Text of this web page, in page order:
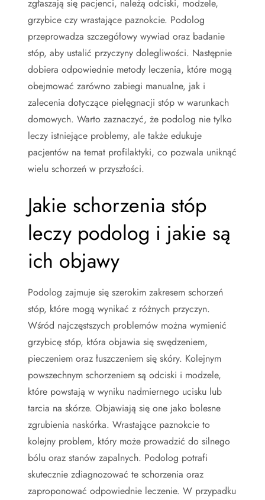
zgłaszają się pacjenci, należą odciski, modzele,
grzybice czy wrastające paznokcie. Podolog
przeprowadza szczegółowy wywiad oraz badanie
stóp, aby ustalić przyczyny dolegliwości. Następnie
dobiera odpowiednie metody leczenia, które mogą
obejmować zarówno zabiegi manualne, jak i
zalecenia dotyczące pielęgnacji stóp w warunkach
domowych. Warto zaznaczyć, że podolog nie tylko
leczy istniejące problemy, ale także edukuje
pacjentów na temat profilaktyki, co pozwala uniknąć
wielu schorzeń w przyszłości.
Jakie schorzenia stóp
leczy podolog i jakie są
ich objawy
Podolog zajmuje się szerokim zakresem schorzeń
stóp, które mogą wynikać z różnych przyczyn.
Wśród najczęstszych problemów można wymienić
grzybicę stóp, która objawia się swędzeniem,
pieczeniem oraz łuszczeniem się skóry. Kolejnym
powszechnym schorzeniem są odciski i modzele,
które powstają w wyniku nadmiernego ucisku lub
tarcia na skórze. Objawiają się one jako bolesne
zgrubienia naskórka. Wrastające paznokcie to
kolejny problem, który może prowadzić do silnego
bólu oraz stanów zapalnych. Podolog potrafi
skutecznie zdiagnozować te schorzenia oraz
zaproponować odpowiednie leczenie. W przypadku